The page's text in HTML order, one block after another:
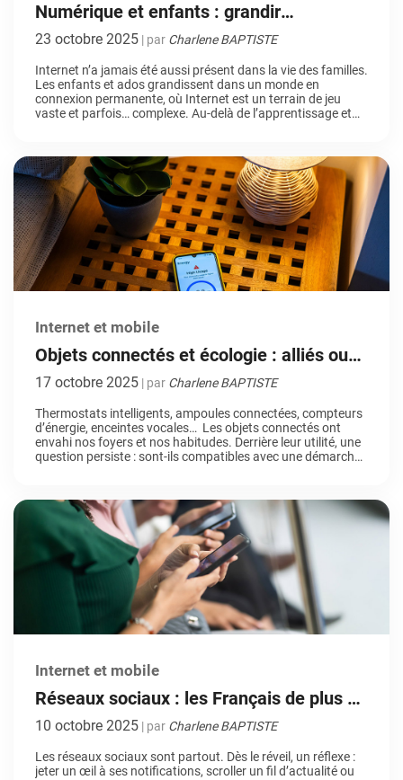
Numérique et enfants : grandir
sereinement sur Internet avec le contrôle
23 octobre 2025 | par Charlene BAPTISTE
Internet n’a jamais été aussi présent dans la vie des familles.
Les enfants et ados grandissent dans un monde en
connexion permanente, où Internet est un terrain de jeu
vaste et parfois… complexe. Au-delà de l’apprentissage et
protection […]
Internet et mobile
Objets connectés et écologie : alliés ou
ennemis ?
17 octobre 2025 | par Charlene BAPTISTE
Thermostats intelligents, ampoules connectées, compteurs
d’énergie, enceintes vocales… Les objets connectés ont
envahi nos foyers et nos habitudes. Derrière leur utilité, une
question persiste : sont-ils compatibles avec une démarche
des […]
Internet et mobile
Réseaux sociaux : les Français de plus en
plus accros ?
10 octobre 2025 | par Charlene BAPTISTE
Les réseaux sociaux sont partout. Dès le réveil, un réflexe :
jeter un œil à ses notifications, scroller un fil d’actualité ou